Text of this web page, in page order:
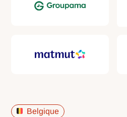
Belgique